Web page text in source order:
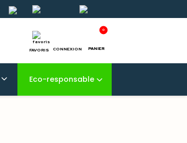
FAVORIS CONNEXION PANIER
0
Eco-responsable